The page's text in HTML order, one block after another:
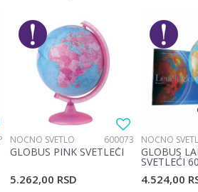
NOĆNO SVETLO 600073
GLOBUS PINK SVETLEĆI
5.262,00 RSD
NOĆNO
GLOBUS
SVETLEĆI
4.524,00